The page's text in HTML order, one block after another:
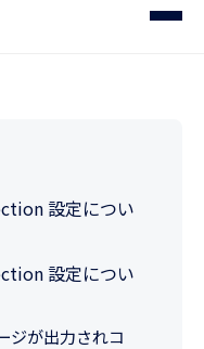
設定につい
設定につい
ジが出力されコ